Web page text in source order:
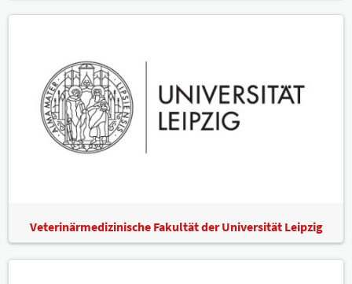
Veterinärmedizinische Fakultät der Universität Leipzig